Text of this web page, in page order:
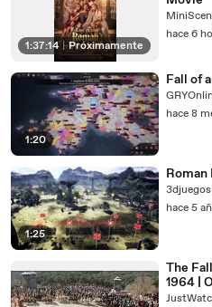
1:37:14 | Próximamente
hace 6
1:20
Fall of
hace 8
1:25
Roman
3djuegos
hace 5
The
1964 |